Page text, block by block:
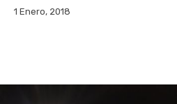
1 Enero, 2018